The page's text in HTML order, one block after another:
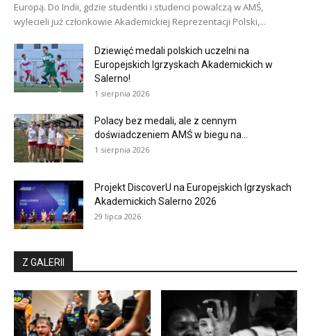
Europą. Do Indii, gdzie studentki i studenci powalczą w AMŚ,
wylecieli już członkowie Akademickiej Reprezentacji Polski,...
Dziewięć medali polskich uczelni na
Europejskich Igrzyskach Akademickich w
Salerno!
1 sierpnia 2026
Polacy bez medali, ale z cennym
doświadczeniem AMŚ w biegu na...
1 sierpnia 2026
Projekt DiscoverU na Europejskich Igrzyskach
Akademickich Salerno 2026
29 lipca 2026
Z GALERII